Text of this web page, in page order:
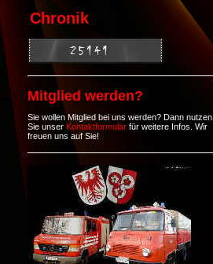
Chronik
Mitglied werden?
Sie wollen Mitglied bei uns werden? Dann nutzen
Sie unser Kontaktformular für weitere Infos. Wir
freuen uns auf Sie!